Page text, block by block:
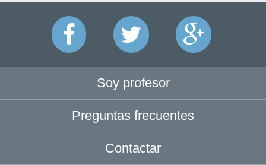
Soy profesor
Preguntas frecuentes
Contactar